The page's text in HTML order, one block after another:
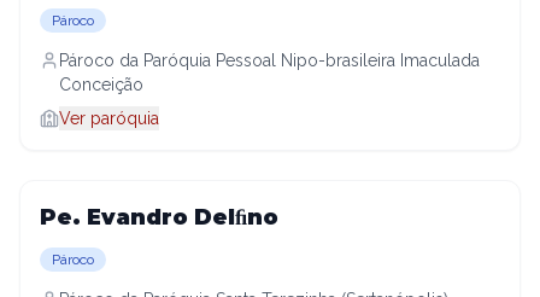
Pároco
Pároco da Paróquia Pessoal Nipo-brasileira Imaculada
Conceição
Ver paróquia
Pe. Evandro Delﬁno
Pároco